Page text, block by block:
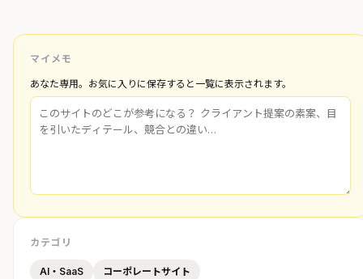
マイメモ
あなた専用。お気に入りに保存すると一覧に表示されます。
カテゴリ
AI・SaaS コーポレートサイト